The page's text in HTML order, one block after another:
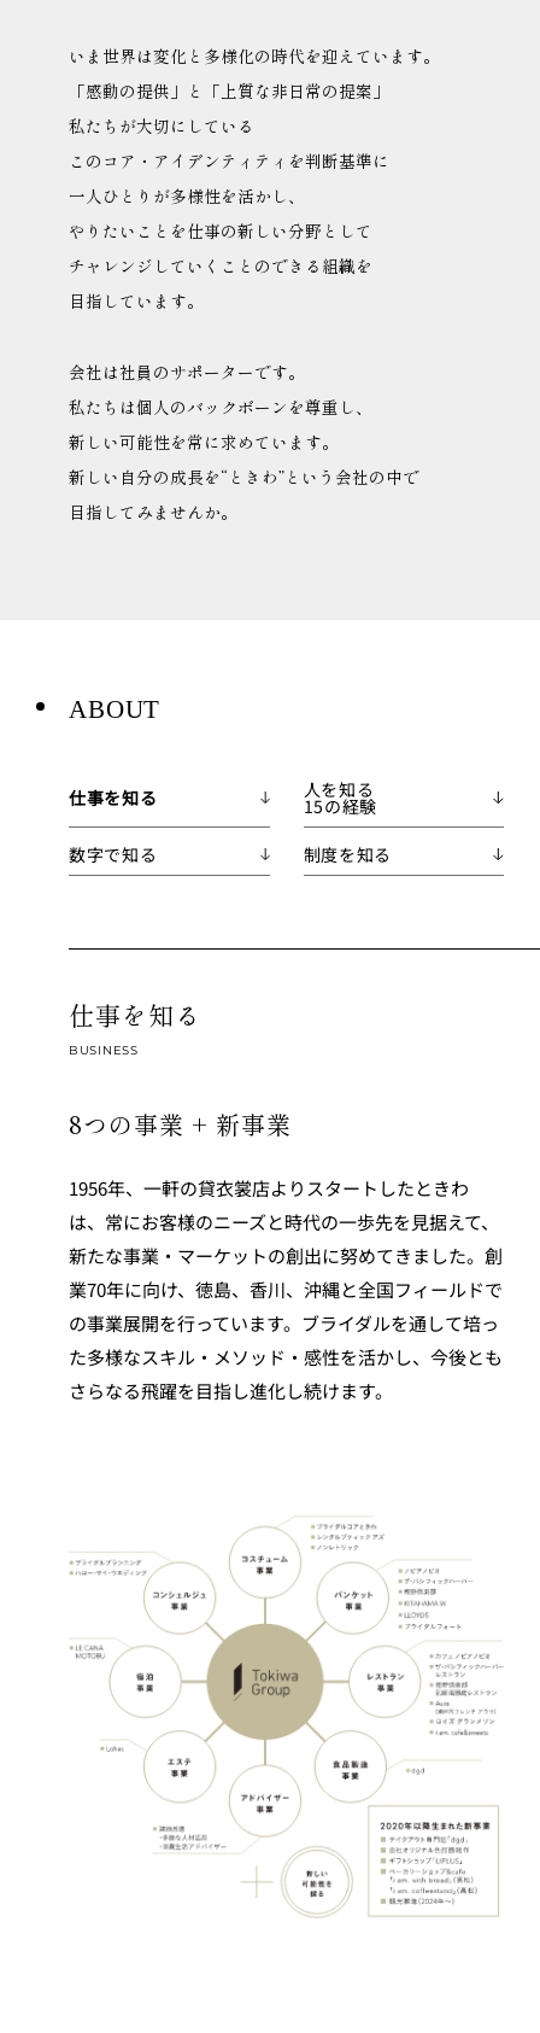
いま世界は変化と多様化の時代を迎えています。
「感動の提供」と「上質な非日常の提案」
私たちが大切にしている
このコア・アイデンティティを判断基準に
一人ひとりが多様性を活かし、
やりたいことを仕事の新しい分野として
チャレンジしていくことのできる組織を
目指しています。
会社は社員のサポーターです。
私たちは個人のバックボーンを尊重し、
新しい可能性を常に求めています。
新しい自分の成長を“ときわ”という会社の中で
目指してみませんか。
ABOUT
仕事を知る 人を知る
15の経験
数字で知る
制度を知る
仕事を知る
BUSINESS
8つの事業 + 新事業
1956年、一軒の貸衣裳店よりスタートしたときわ
は、常にお客様のニーズと時代の一歩先を見据えて、
新たな事業・マーケットの創出に努めてきました。創
業70年に向け、徳島、香川、沖縄と全国フィールドで
の事業展開を行っています。ブライダルを通して培っ
た多様なスキル・メソッド・感性を活かし、今後とも
さらなる飛躍を目指し進化し続けます。